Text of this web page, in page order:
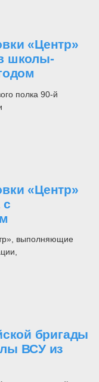
«Центр»
школы-
полка 90-й
«Центр»
с
выполняющие
бригады
ВСУ из